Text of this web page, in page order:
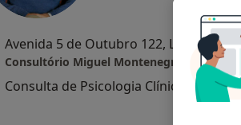
Avenida 5 de Outubro 122, Lisboa
Consultório Miguel Montenegro
Consulta de Psicologia Clínica